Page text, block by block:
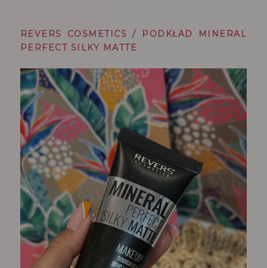
REVERS COSMETICS / PODKŁAD MINERAL
PERFECT SILKY MATTE